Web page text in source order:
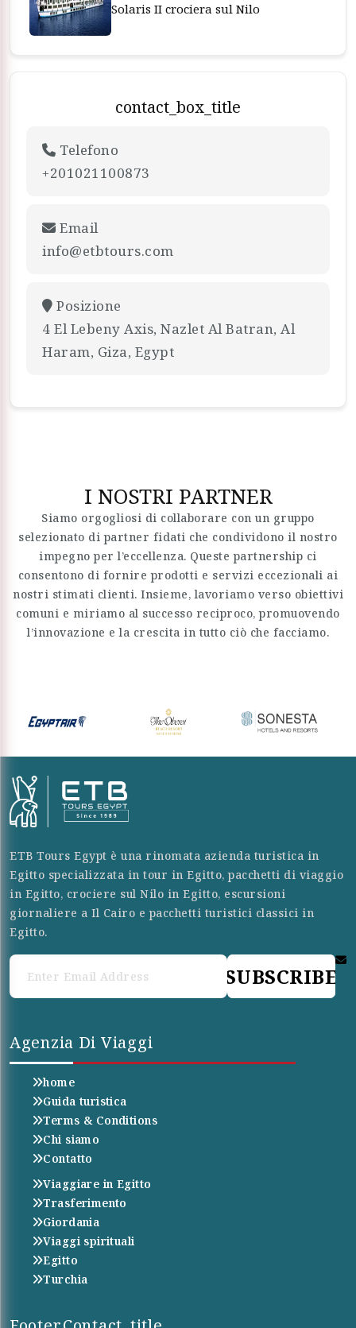
Solaris II crociera sul Nilo
contact_box_title
Telefono
+201021100873
Email
info@etbtours.com
Posizione
4 El Lebeny Axis, Nazlet Al Batran, Al
Haram, Giza, Egypt
I NOSTRI PARTNER
Siamo orgogliosi di collaborare con un gruppo
selezionato di partner fidati che condividono il nostro
impegno per l’eccellenza. Queste partnership ci
consentono di fornire prodotti e servizi eccezionali ai
nostri stimati clienti. Insieme, lavoriamo verso obiettivi
comuni e miriamo al successo reciproco, promuovendo
l’innovazione e la crescita in tutto ciò che facciamo.
ETB Tours Egypt è una rinomata azienda turistica in
Egitto specializzata in tour in Egitto, pacchetti di viaggio
in Egitto, crociere sul Nilo in Egitto, escursioni
giornaliere a Il Cairo e pacchetti turistici classici in
Egitto.
SUBSCRIBE
Agenzia Di Viaggi
home
Guida turistica
Terms & Conditions
Chi siamo
Contatto
Viaggiare in Egitto
Trasferimento
Giordania
Viaggi spirituali
Egitto
Turchia